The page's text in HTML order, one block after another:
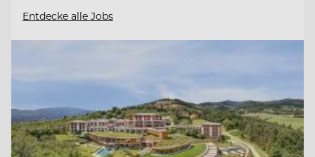
Entdecke alle Jobs